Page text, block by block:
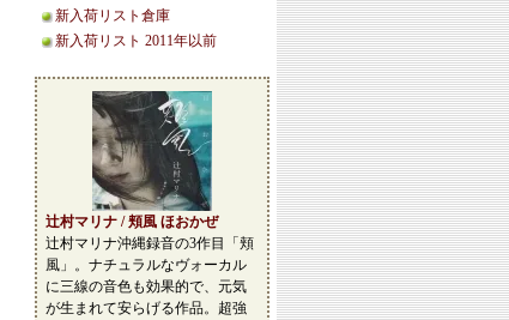
新入荷リスト倉庫
新入荷リスト 2011年以前
辻村マリナ / 頬風 ほおかぜ
辻村マリナ沖縄録音の3作目「頬
風」。ナチュラルなヴォーカル
に三線の音色も効果的で、元気
が生まれて安らげる作品。超強